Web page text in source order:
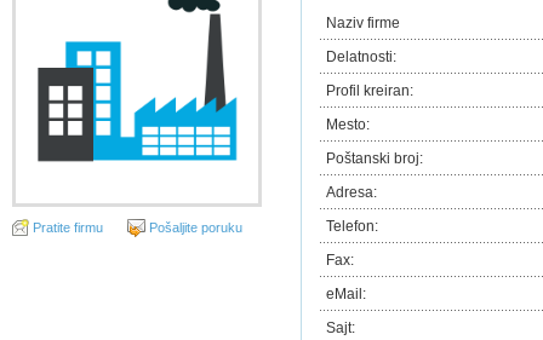
Pratite firmu Pošaljite poruku
Naziv firme
Delatnosti:
Profil kreiran:
Mesto:
Poštanski broj:
Adresa:
Telefon:
Fax:
eMail:
Sajt: